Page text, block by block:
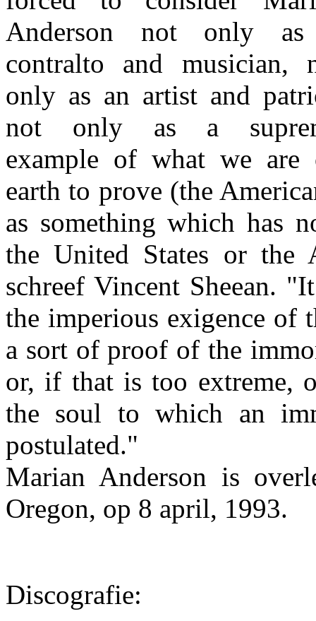
Anderson not only
contralto and musician,
only as an artist and
not only as a
example of what we are
earth to prove (the
as something which has
the United States or the
schreef Vincent Sheean.
the imperious exigence of
a sort of proof of the
or, if that is too extreme,
the soul to which an
postulated."
Marian Anderson is
Oregon, op 8 april, 1993.
Discografie: